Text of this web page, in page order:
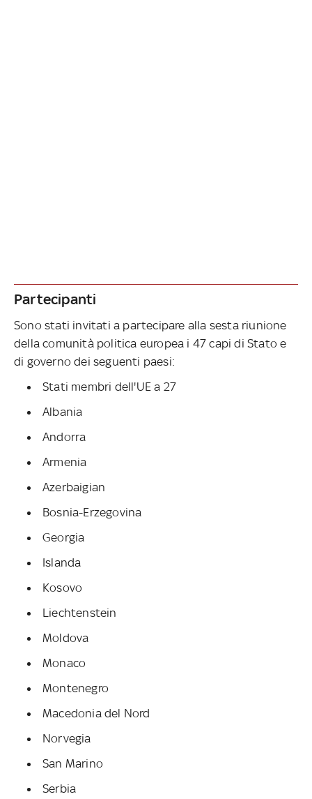
Partecipanti
Sono stati invitati a partecipare alla sesta riunione
della comunità politica europea i 47 capi di Stato e
di governo dei seguenti paesi:
Stati membri dell'UE a 27
Albania
Andorra
Armenia
Azerbaigian
Bosnia-Erzegovina
Georgia
Islanda
Kosovo
Liechtenstein
Moldova
Monaco
Montenegro
Macedonia del Nord
Norvegia
San Marino
Serbia